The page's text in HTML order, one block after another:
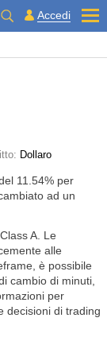
Accedi
Dollaro
11.54% per
ad un
A. Le
alle
è possibile
cambio di minuti,
per
decisioni di trading